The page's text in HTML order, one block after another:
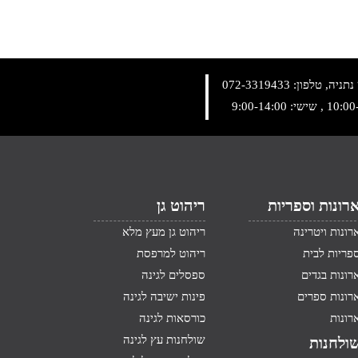
072-3319433
וספריות
ויטרינה
לבית
בגדים
ספרים
ריהוט גן
ריהוט גן מעץ מלא
ריהוט למרפסת
ספסלים לגינה
פינות ישיבה לגינה
כורסאות לגינה
שולחנות עץ לגינה